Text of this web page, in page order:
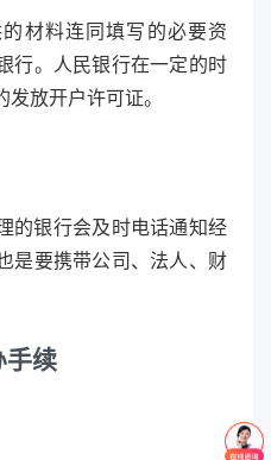
材料连同填写的必要资
行。人民银行在一定的时
放开户许可证。
的银行会及时电话通知经
是要携带公司、法人、财
手续